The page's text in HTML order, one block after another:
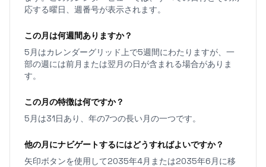
応する曜日、週番号が表示されます。
この月は何週間ありますか？
5月はカレンダーグリッド上で5週間にわたりますが、一
部の週には前月または翌月の日が含まれる場合がありま
す。
この月の特徴は何ですか？
5月は31日あり、年の7つの長い月の一つです。
他の月にナビゲートするにはどうすればよいですか？
矢印ボタンを使用して2035年4月または2035年6月に移